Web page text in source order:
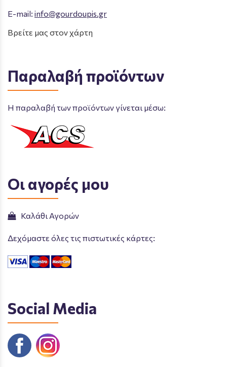
E-mail: info@gourdoupis.gr
Βρείτε μας στον χάρτη
Παραλαβή προϊόντων
Η παραλαβή των προϊόντων γίνεται μέσω:
Οι αγορές μου
Καλάθι Αγορών
Δεχόμαστε όλες τις πιστωτικές κάρτες:
Social Media